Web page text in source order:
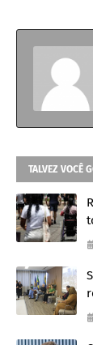
TALVEZ VOCÊ